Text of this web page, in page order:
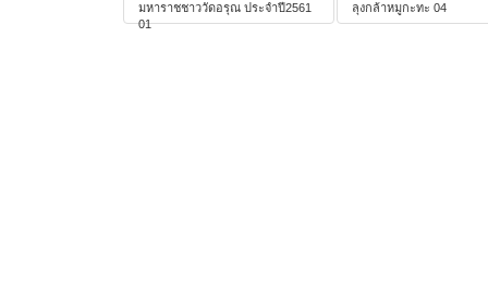
มหาราชชาววัดอรุณ ประจำปี2561
01
ลุงกล้าหมูกะทะ 04